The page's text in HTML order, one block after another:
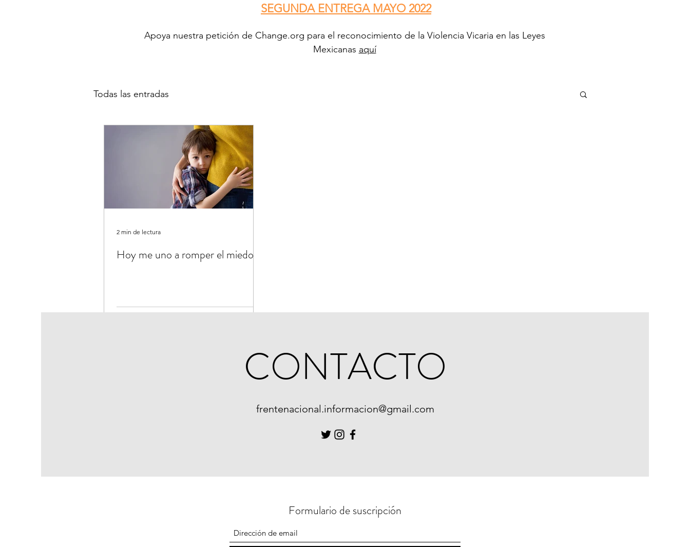
SEGUNDA ENTREGA MAYO 2022
Apoya nuestra petición de Change.org para el reconocimiento de la Violencia Vicaria en las Leyes
Mexicanas aquí
Todas las entradas
Hoy me uno a romper el miedo
2 min de lectura
CONTACTO
frentenacional.informacion@gmail.com
Formulario de suscripción